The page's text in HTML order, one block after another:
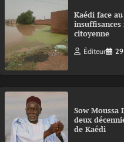
Kaédi face
citoyenne
Éditeur
Sow Moussa
deux
de Kaédi